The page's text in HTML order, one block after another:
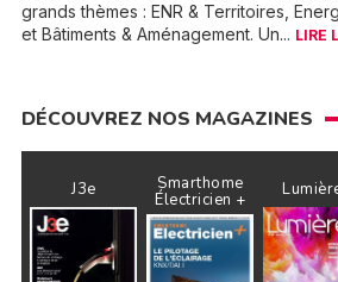
grands thèmes : ENR & Territoires,
et Bâtiments & Aménagement. Un... LIRE
DÉCOUVREZ NOS MAGAZINES
J3e Smarthome
Électricien +